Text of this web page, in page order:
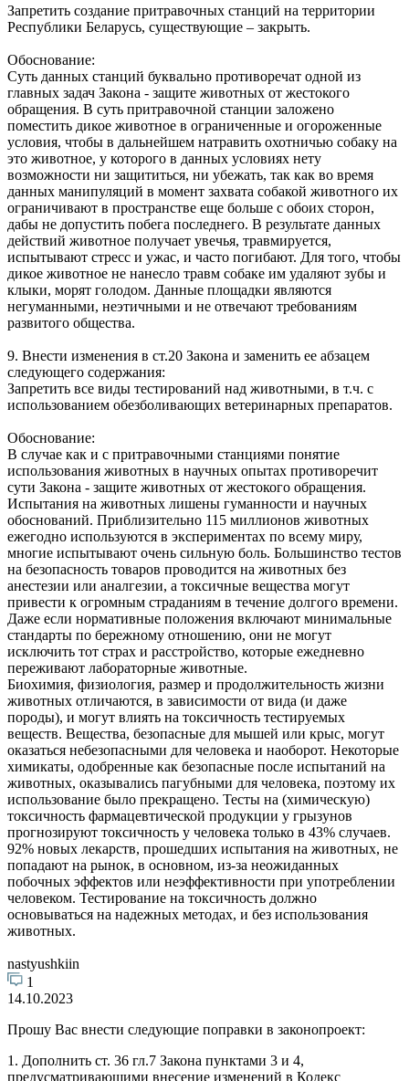
Запретить создание притравочных станций на территории
Республики Беларусь, существующие – закрыть.
Обоснование:
Суть данных станций буквально противоречат одной из
главных задач Закона - защите животных от жестокого
обращения. В суть притравочной станции заложено
поместить дикое животное в ограниченные и огороженные
условия, чтобы в дальнейшем натравить охотничью собаку на
это животное, у которого в данных условиях нету
возможности ни защититься, ни убежать, так как во время
данных манипуляций в момент захвата собакой животного их
ограничивают в пространстве еще больше с обоих сторон,
дабы не допустить побега последнего. В результате данных
действий животное получает увечья, травмируется,
испытывают стресс и ужас, и часто погибают. Для того, чтобы
дикое животное не нанесло травм собаке им удаляют зубы и
клыки, морят голодом. Данные площадки являются
негуманными, неэтичными и не отвечают требованиям
развитого общества.
9. Внести изменения в ст.20 Закона и заменить ее абзацем
следующего содержания:
Запретить все виды тестирований над животными, в т.ч. с
использованием обезболивающих ветеринарных препаратов.
Обоснование:
В случае как и с притравочными станциями понятие
использования животных в научных опытах противоречит
сути Закона - защите животных от жестокого обращения.
Испытания на животных лишены гуманности и научных
обоснований. Приблизительно 115 миллионов животных
ежегодно используются в экспериментах по всему миру,
многие испытывают очень сильную боль. Большинство тестов
на безопасность товаров проводится на животных без
анестезии или аналгезии, а токсичные вещества могут
привести к огромным страданиям в течение долгого времени.
Даже если нормативные положения включают минимальные
стандарты по бережному отношению, они не могут
исключить тот страх и расстройство, которые ежедневно
переживают лабораторные животные.
Биохимия, физиология, размер и продолжительность жизни
животных отличаются, в зависимости от вида (и даже
породы), и могут влиять на токсичность тестируемых
веществ. Вещества, безопасные для мышей или крыс, могут
оказаться небезопасными для человека и наоборот. Некоторые
химикаты, одобренные как безопасные после испытаний на
животных, оказывались пагубными для человека, поэтому их
использование было прекращено. Тесты на (химическую)
токсичность фармацевтической продукции у грызунов
прогнозируют токсичность у человека только в 43% случаев.
92% новых лекарств, прошедших испытания на животных, не
попадают на рынок, в основном, из-за неожиданных
побочных эффектов или неэффективности при употреблении
человеком. Тестирование на токсичность должно
основываться на надежных методах, и без использования
животных.
nastyushkiin
1
14.10.2023
Прошу Вас внести следующие поправки в законопроект:
1. Дополнить ст. 36 гл.7 Закона пунктами 3 и 4,
предусматривающими внесение изменений в Кодекс